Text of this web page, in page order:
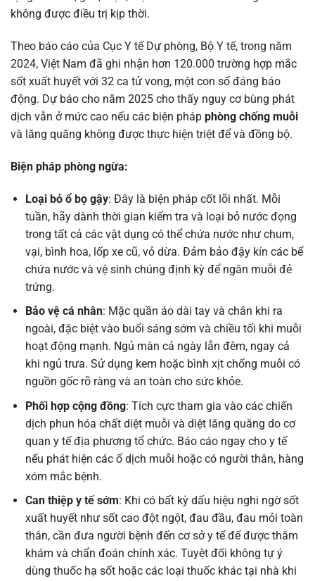
không được điều trị kịp thời.
Theo báo cáo của Cục Y tế Dự phòng, Bộ Y tế, trong năm
2024, Việt Nam đã ghi nhận hơn 120.000 trường hợp mắc
sốt xuất huyết với 32 ca tử vong, một con số đáng báo
động. Dự báo cho năm 2025 cho thấy nguy cơ bùng phát
dịch vẫn ở mức cao nếu các biện pháp phòng chống muỗi
và lăng quăng không được thực hiện triệt để và đồng bộ.
Biện pháp phòng ngừa:
Loại bỏ ổ bọ gậy: Đây là biện pháp cốt lõi nhất. Mỗi
tuần, hãy dành thời gian kiểm tra và loại bỏ nước đọng
trong tất cả các vật dụng có thể chứa nước như chum,
vại, bình hoa, lốp xe cũ, vỏ dừa. Đảm bảo đậy kín các bể
chứa nước và vệ sinh chúng định kỳ để ngăn muỗi đẻ
trứng.
Bảo vệ cá nhân: Mặc quần áo dài tay và chân khi ra
ngoài, đặc biệt vào buổi sáng sớm và chiều tối khi muỗi
hoạt động mạnh. Ngủ màn cả ngày lẫn đêm, ngay cả
khi ngủ trưa. Sử dụng kem hoặc bình xịt chống muỗi có
nguồn gốc rõ ràng và an toàn cho sức khỏe.
Phối hợp cộng đồng: Tích cực tham gia vào các chiến
dịch phun hóa chất diệt muỗi và diệt lăng quăng do cơ
quan y tế địa phương tổ chức. Báo cáo ngay cho y tế
nếu phát hiện các ổ dịch muỗi hoặc có người thân, hàng
xóm mắc bệnh.
Can thiệp y tế sớm: Khi có bất kỳ dấu hiệu nghi ngờ sốt
xuất huyết như sốt cao đột ngột, đau đầu, đau mỏi toàn
thân, cần đưa người bệnh đến cơ sở y tế để được thăm
khám và chẩn đoán chính xác. Tuyệt đối không tự ý
dùng thuốc hạ sốt hoặc các loại thuốc khác tại nhà khi